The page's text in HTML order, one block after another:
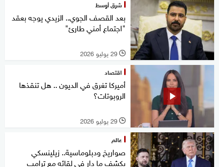
شرق أوسط
بعد القصف الجوي.. الزيدي يوجه بعقد
"اجتماع أمني طارئ"
l 29 يوليو 2026
اقتصاد
أميركا تغرق في الديون .. هل تنقذها
الروبوتات؟
l 29 يوليو 2026
عالم
صواريخ ودبلوماسية.. زيلينسكي
يكشف ما دار في لقائه مع ترامب